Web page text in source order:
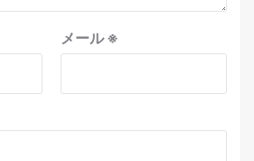
メール※